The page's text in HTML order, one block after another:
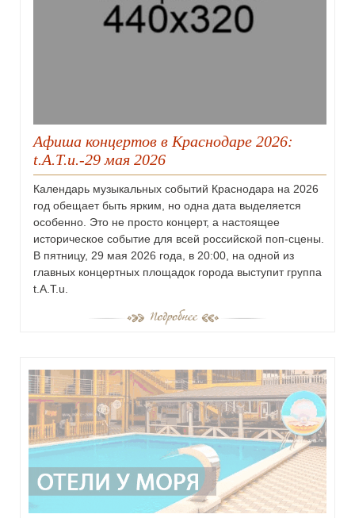
Афиша концертов в Краснодаре 2026:
t.A.T.u.-29 мая 2026
Календарь музыкальных событий Краснодара на 2026
год обещает быть ярким, но одна дата выделяется
особенно. Это не просто концерт, а настоящее
историческое событие для всей российской поп-сцены.
В пятницу, 29 мая 2026 года, в 20:00, на одной из
главных концертных площадок города выступит группа
t.A.T.u.